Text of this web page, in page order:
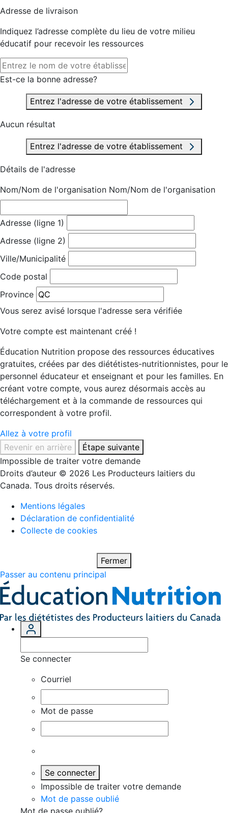
Adresse de livraison
Indiquez l’adresse complète du lieu de votre milieu
éducatif pour recevoir les ressources
Est-ce la bonne adresse?
Entrez l'adresse de votre établissement
Aucun résultat
Entrez l'adresse de votre établissement
Détails de l'adresse
Nom/Nom de l'organisation Nom/Nom de l'organisation
Adresse (ligne 1)
Adresse (ligne 2)
Ville/Municipalité
Code postal
Province
Vous serez avisé lorsque l'adresse sera vérifiée
Votre compte est maintenant créé !
Éducation Nutrition propose des ressources éducatives
gratuites, créées par des diététistes-nutritionnistes, pour le
personnel éducateur et enseignant et pour les familles. En
créant votre compte, vous aurez désormais accès au
téléchargement et à la commande de ressources qui
correspondent à votre profil.
Allez à votre profil
Revenir en arrière
Étape suivante
Impossible de traiter votre demande
Droits d’auteur © 2026 Les Producteurs laitiers du
Canada. Tous droits réservés.
Mentions légales
Déclaration de confidentialité
Collecte de cookies
Fermer
Passer au contenu principal
Se connecter
Courriel
Mot de passe
Se connecter
Impossible de traiter votre demande
Mot de passe oublié